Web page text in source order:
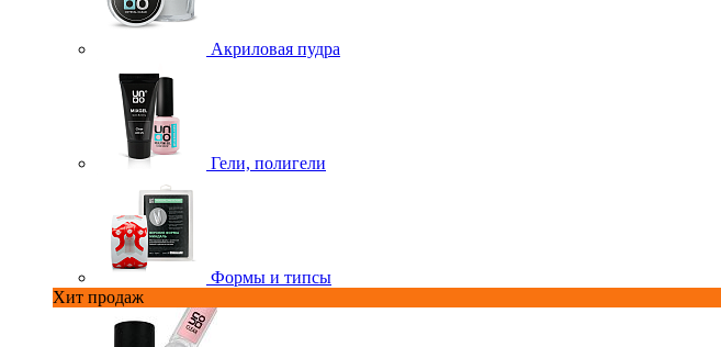
Акриловая пудра
Гели, полигели
Формы и типсы
Хит продаж